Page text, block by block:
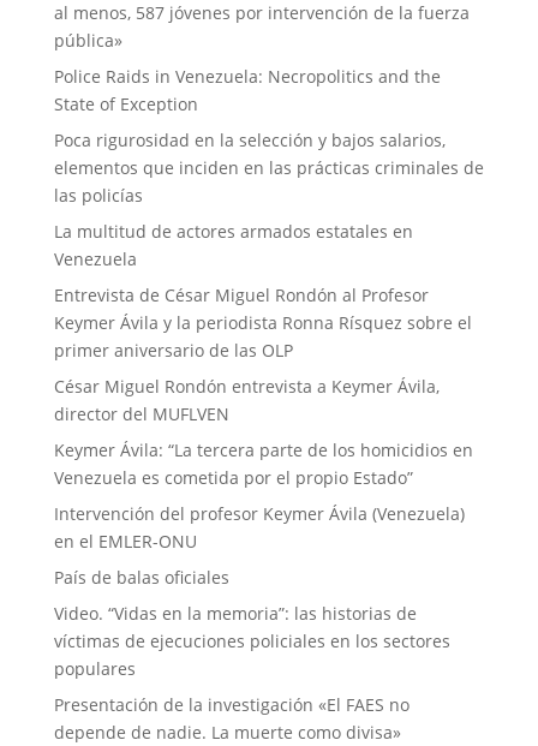
al menos, 587 jóvenes por intervención de la fuerza
pública»
Police Raids in Venezuela: Necropolitics and the
State of Exception
Poca rigurosidad en la selección y bajos salarios,
elementos que inciden en las prácticas criminales de
las policías
La multitud de actores armados estatales en
Venezuela
Entrevista de César Miguel Rondón al Profesor
Keymer Ávila y la periodista Ronna Rísquez sobre el
primer aniversario de las OLP
César Miguel Rondón entrevista a Keymer Ávila,
director del MUFLVEN
Keymer Ávila: “La tercera parte de los homicidios en
Venezuela es cometida por el propio Estado”
Intervención del profesor Keymer Ávila (Venezuela)
en el EMLER-ONU
País de balas oficiales
Video. “Vidas en la memoria”: las historias de
víctimas de ejecuciones policiales en los sectores
populares
Presentación de la investigación «El FAES no
depende de nadie. La muerte como divisa»